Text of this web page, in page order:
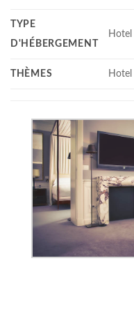
TYPE
D'HÉBERGEMENT
Hotel
THÈMES